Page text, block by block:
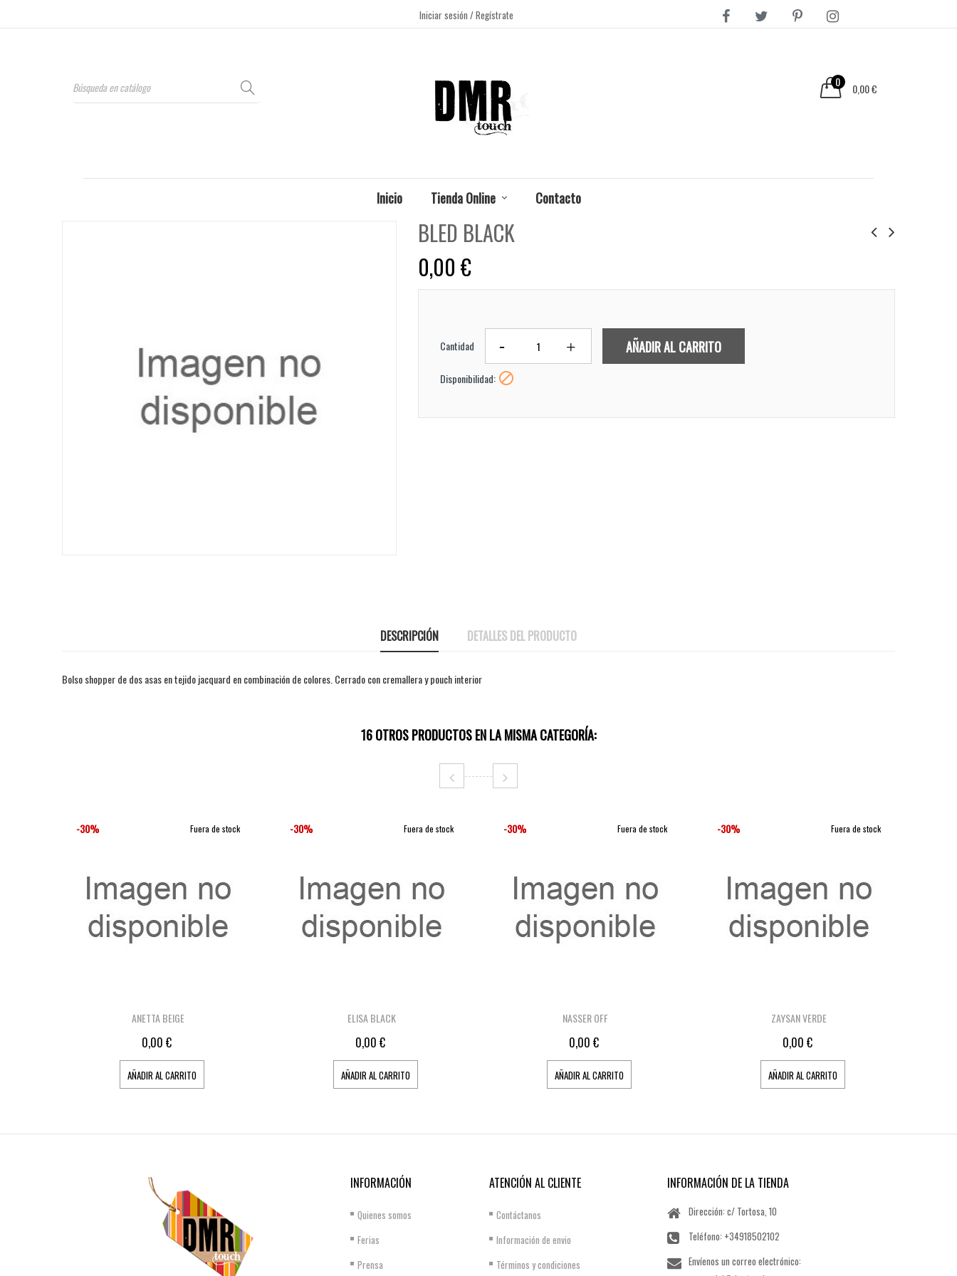
Iniciar sesión/ Regístrate
0 0,00 €
Inicio Tienda Online Contacto
BLED BLACK
0,00 €
Cantidad AÑADIR AL CARRITO
Disponibilidad: 
DESCRIPCIÓN DETALLES DEL PRODUCTO
Bolso shopper de dos asas en tejido jacquard en combinación de colores. Cerrado con cremallera y pouch interior
16 OTROS PRODUCTOS EN LA MISMA CATEGORÍA:
Fuera de stock
-30%
ANETTA BEIGE
0,00 €
AÑADIR AL CARRITO
Fuera de stock
-30%
ELISA BLACK
0,00 €
AÑADIR AL CARRITO
Fuera de stock
-30%
NASSER OFF
0,00 €
AÑADIR AL CARRITO
Fuera de stock
-30%
ZAYSAN VERDE
0,00 €
AÑADIR AL CARRITO
INFORMACIÓN
Quienes somos
Ferias
Prensa
ATENCIÓN AL CLIENTE
Contáctanos
Información de envio
Términos y condiciones
INFORMACIÓN DE LA TIENDA
Dirección: c/ Tortosa, 10
Teléfono: +34918502102
Envíenos un correo electrónico: